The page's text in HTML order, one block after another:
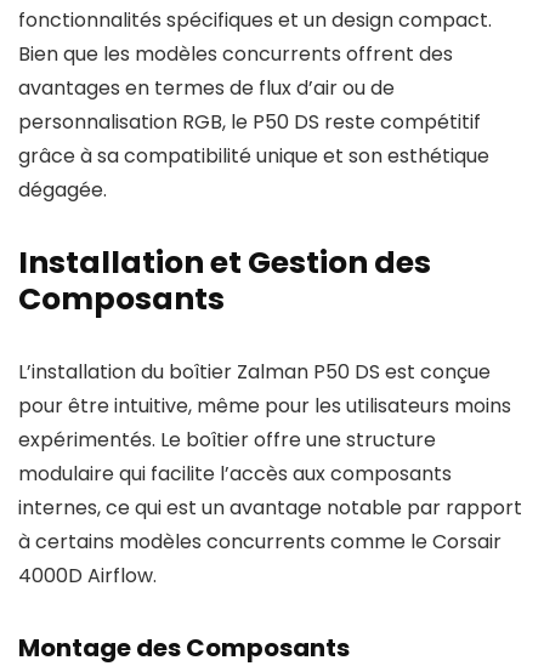
fonctionnalités spécifiques et un design compact.
Bien que les modèles concurrents offrent des
avantages en termes de flux d’air ou de
personnalisation RGB, le P50 DS reste compétitif
grâce à sa compatibilité unique et son esthétique
dégagée.
Installation et Gestion des
Composants
L’installation du boîtier Zalman P50 DS est conçue
pour être intuitive, même pour les utilisateurs moins
expérimentés. Le boîtier offre une structure
modulaire qui facilite l’accès aux composants
internes, ce qui est un avantage notable par rapport
à certains modèles concurrents comme le Corsair
4000D Airflow.
Montage des Composants